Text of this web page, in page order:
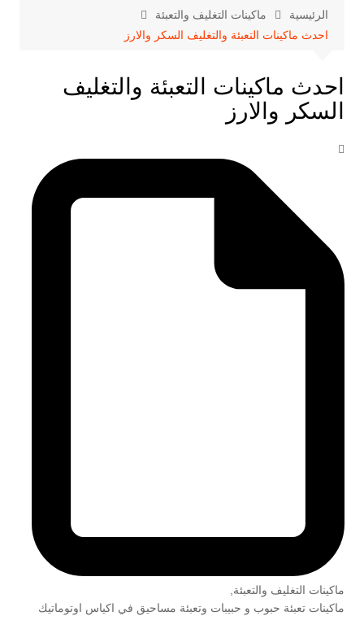
الرئيسية
ماكينات التغليف والتعبئة
احدث ماكينات التعبئة والتغليف السكر والارز
احدث ماكينات التعبئة والتغليف
السكر والارز
ماكينات التغليف والتعبئة,
ماكينات تعبئة حبوب و حبيبات وتعبئة مساحيق في اكياس اوتوماتيك